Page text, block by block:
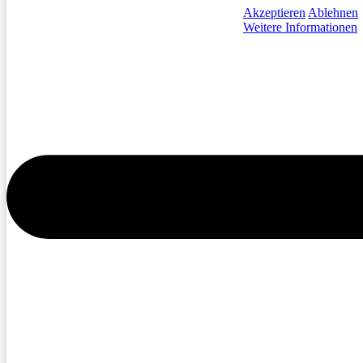
Akzeptieren Ablehnen
Weitere Informationen